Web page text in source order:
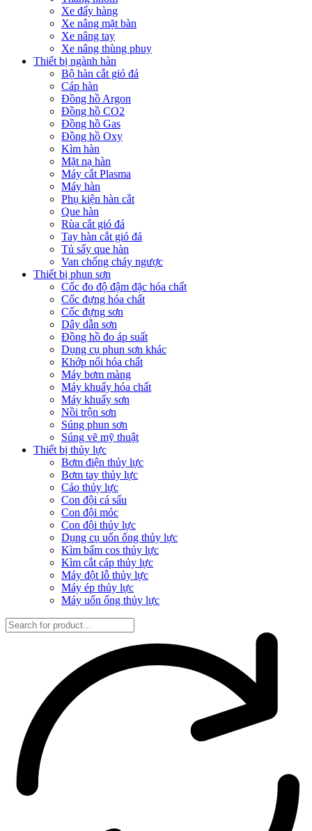
Xe đẩy hàng
Xe nâng mặt bàn
Xe nâng tay
Xe nâng thùng phuy
Thiết bị ngành hàn
Bộ hàn cắt gió đá
Cáp hàn
Đồng hồ Argon
Đồng hồ CO2
Đồng hồ Gas
Đồng hồ Oxy
Kìm hàn
Mặt nạ hàn
Máy cắt Plasma
Máy hàn
Phụ kiện hàn cắt
Que hàn
Rùa cắt gió đá
Tay hàn cắt gió đá
Tủ sấy que hàn
Van chống cháy ngược
Thiết bị phun sơn
Cốc đo độ đậm đặc hóa chất
Cốc đựng hóa chất
Cốc đựng sơn
Dây dẫn sơn
Đồng hồ đo áp suất
Dụng cụ phun sơn khác
Khớp nối hóa chất
Máy bơm màng
Máy khuấy hóa chất
Máy khuấy sơn
Nồi trộn sơn
Súng phun sơn
Súng vẽ mỹ thuật
Thiết bị thủy lực
Bơm điện thủy lực
Bơm tay thủy lực
Cảo thủy lực
Con đội cá sấu
Con đội móc
Con đội thủy lực
Dụng cụ uốn ống thủy lực
Kìm bấm cos thủy lực
Kìm cắt cáp thủy lực
Máy đột lỗ thủy lực
Máy ép thủy lực
Máy uốn ống thủy lực